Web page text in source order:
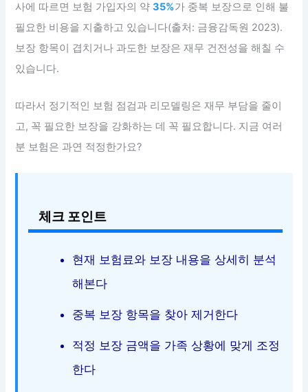
사에 따르면 보험 가입자의 약35%가 중복 보장으로 인해 불
필요한 비용을 지출하고 있습니다(출처: 금융감독원 2023).
보장 항목이 겹치거나 과도한 보장은 재무 건전성을 해칠 수
있습니다.
따라서 정기적인 보험 점검과 리모델링은 재무 부담을 줄이
고, 꼭 필요한 보장을 강화하는 데 꼭 필요합니다. 지금 여러
분 보험은 과연 적정한가요?
체크 포인트
현재 보험료와 보장 내용을 상세히 분석
해본다
중복 보장 항목을 찾아 제거한다
적정 보장 금액을 가족 상황에 맞게 조정
한다